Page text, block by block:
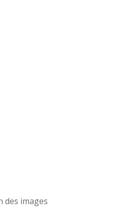
des images